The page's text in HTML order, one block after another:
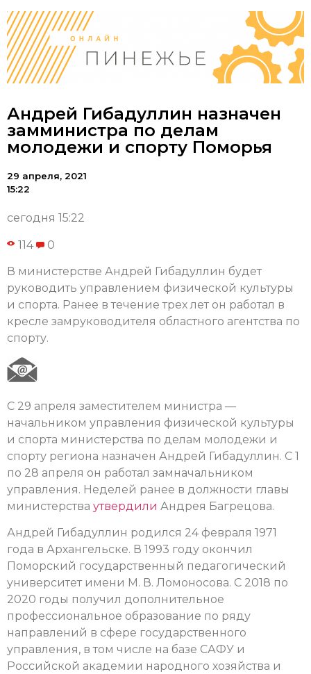
Андрей Гибадуллин назначен
замминистра по делам
молодежи и спорту Поморья
29 апреля, 2021
15:22
сегодня 15:22
114 0
В министерстве Андрей Гибадуллин будет
руководить управлением физической культуры
и спорта. Ранее в течение трех лет он работал в
кресле замруководителя областного агентства по
спорту.
С 29 апреля заместителем министра —
начальником управления физической культуры
и спорта министерства по делам молодежи и
спорту региона назначен Андрей Гибадуллин. С 1
по 28 апреля он работал замначальником
управления. Неделей ранее в должности главы
министерства утвердили Андрея Багрецова.
Андрей Гибадуллин родился 24 февраля 1971
года в Архангельске. В 1993 году окончил
Поморский государственный педагогический
университет имени М. В. Ломоносова. С 2018 по
2020 годы получил дополнительное
профессиональное образование по ряду
направлений в сфере государственного
управления, в том числе на базе САФУ и
Российской академии народного хозяйства и